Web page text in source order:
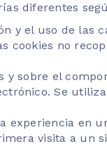
diferentes
y el uso de las
cookies no
sobre el
Se
experiencia en
visita a un